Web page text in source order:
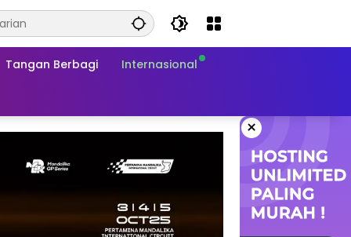
Tangan Berbagi Internasional
×